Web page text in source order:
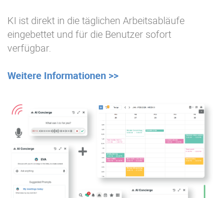
KI ist direkt in die täglichen Arbeitsabläufe
eingebettet und für die Benutzer sofort
verfügbar.
Weitere Informationen >>